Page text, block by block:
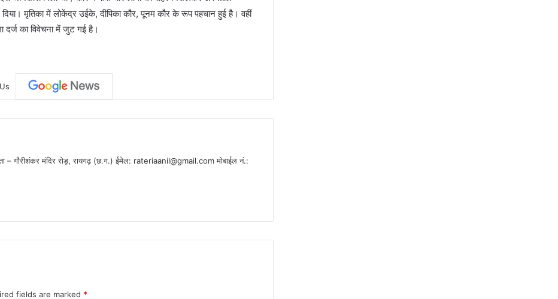
दिया। मृतिका में लोकेंद्र उईके, दीपिका कौर, पूनम कौर के रूप पहचान हुई है। वहीं
दर्ज का विवेचना में जुट गई है।
– गौरीशंकर मंदिर रोड़, रायगढ़ (छ.ग.) ईमेल: rateriaanil@gmail.comमोबाईल नं.:
fields are marked *